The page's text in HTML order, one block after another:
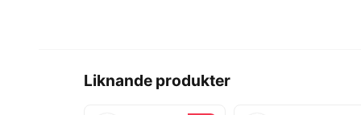
Liknande produkter